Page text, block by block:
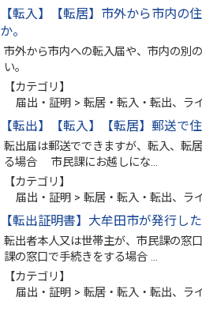
【転入】【転居】市外から市内の
か。
市外から市内への転入届や、市内の別
い。
【カテゴリ】
届出・証明 > 転居・転入・転出、ラ
【転出】【転入】【転居】郵送で
転出届は郵送でできますが、転入、転
る場合 市民課にお越しにな…
【カテゴリ】
届出・証明 > 転居・転入・転出、ラ
【転出証明書】大牟田市が発行し
転出者本人又は世帯主が、市民課の窓
課の窓口で手続きをする場合 …
【カテゴリ】
届出・証明 > 転居・転入・転出、ラ